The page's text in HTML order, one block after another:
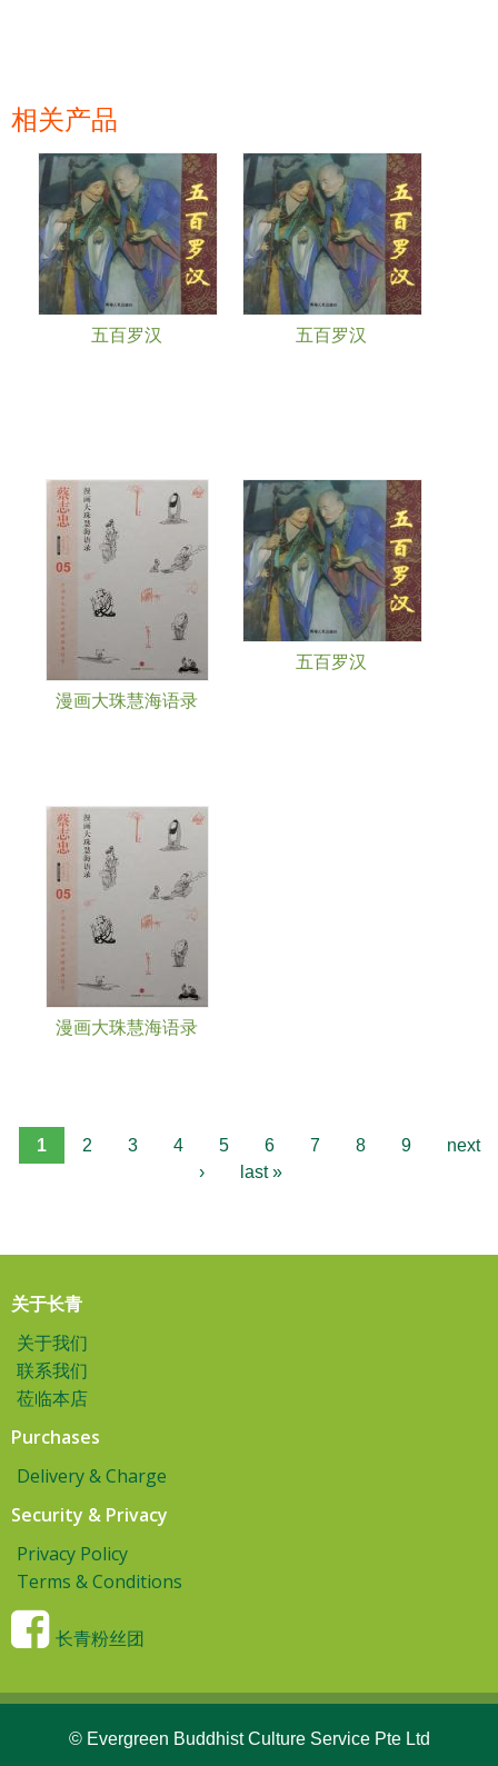
相关产品
五百罗汉 五百罗汉
漫画大珠慧海语录
五百罗汉
漫画大珠慧海语录
页面
1 2 3 4 5 6 7 8 9
next
›
last »
关于长青
关于我们
联系我们
莅临本店
Purchases
Delivery & Charge
Security & Privacy
Privacy Policy
Terms & Conditions
长青粉丝团
© Evergreen Buddhist Culture Service Pte Ltd